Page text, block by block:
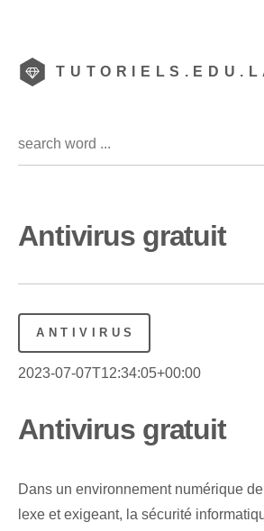
Antivirus gratuit
ANTIVIRUS
2023-07-07T12:34:05+00:00
Antivirus gratuit
Dans un environnement numérique
lexe et exigeant, la sécurité